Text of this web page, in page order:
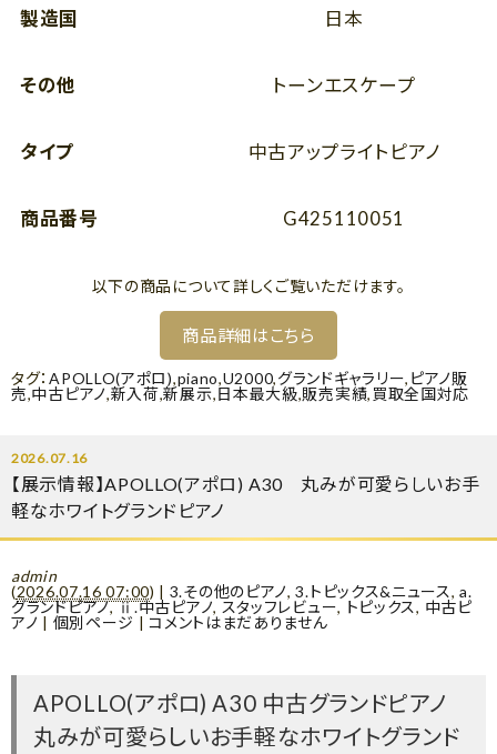
製造国
日本
その他 トーンエスケープ
タイプ 中古アップライトピアノ
商品番号 G425110051
以下の商品について詳しくご覧いただけます。
商品詳細はこちら
タグ：APOLLO(アポロ),piano,U2000,グランドギャラリー, ピアノ販
売,中古ピアノ,新入荷,新展示,日本最大級,販売実績, 買取全国対応
2026.07.16
【展示情報】APOLLO(アポロ) A30 丸みが可愛らしいお手
軽なホワイトグランドピアノ
admin
(2026.07.16 07:00) | 3.その他のピアノ,3.トピックス&ニュース,a.
グランドピアノ,ⅱ.中古ピアノ, スタッフレビュー, トピックス, 中古ピ
アノ | 個別ページ |コメントはまだありません
APOLLO(アポロ) A30 中古グランドピアノ
丸みが可愛らしいお手軽なホワイトグランド